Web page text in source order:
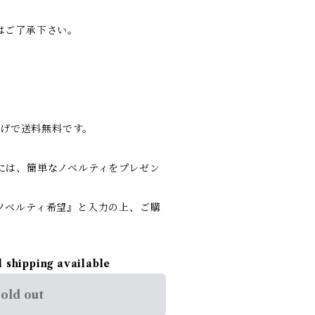
了承下さい。
で送料無料です。
、簡単なノベルティをプレゼン
ルティ希望』と入力の上、ご購
available
out